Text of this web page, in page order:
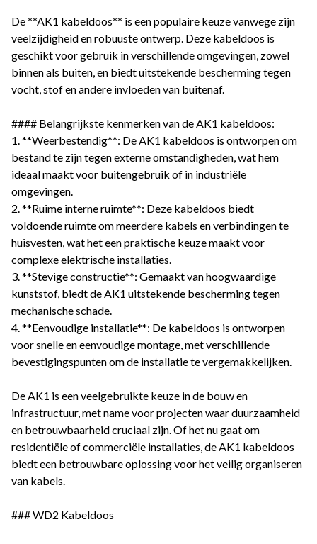
De **AK1 kabeldoos** is een populaire keuze vanwege zijn
veelzijdigheid en robuuste ontwerp. Deze kabeldoos is
geschikt voor gebruik in verschillende omgevingen, zowel
binnen als buiten, en biedt uitstekende bescherming tegen
vocht, stof en andere invloeden van buitenaf.
#### Belangrijkste kenmerken van de AK1 kabeldoos:
1. **Weerbestendig**: De AK1 kabeldoos is ontworpen om
bestand te zijn tegen externe omstandigheden, wat hem
ideaal maakt voor buitengebruik of in industriële
omgevingen.
2. **Ruime interne ruimte**: Deze kabeldoos biedt
voldoende ruimte om meerdere kabels en verbindingen te
huisvesten, wat het een praktische keuze maakt voor
complexe elektrische installaties.
3. **Stevige constructie**: Gemaakt van hoogwaardige
kunststof, biedt de AK1 uitstekende bescherming tegen
mechanische schade.
4. **Eenvoudige installatie**: De kabeldoos is ontworpen
voor snelle en eenvoudige montage, met verschillende
bevestigingspunten om de installatie te vergemakkelijken.
De AK1 is een veelgebruikte keuze in de bouw en
infrastructuur, met name voor projecten waar duurzaamheid
en betrouwbaarheid cruciaal zijn. Of het nu gaat om
residentiële of commerciële installaties, de AK1 kabeldoos
biedt een betrouwbare oplossing voor het veilig organiseren
van kabels.
### WD2 Kabeldoos